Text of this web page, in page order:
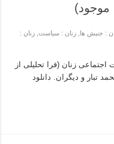
موجود)
: جنبش ها ,زنان : سیاست ,زنان :
زنان (فرا تحلیلی از
تبار و دیگران. دانلود